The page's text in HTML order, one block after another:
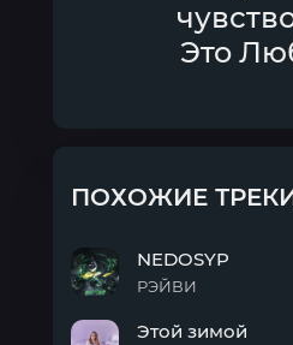
Это
ПОХОЖИЕ
NEDOSYP
РЭЙВИ
Этой зимой